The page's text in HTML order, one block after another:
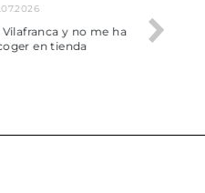
y no me ha
en tienda